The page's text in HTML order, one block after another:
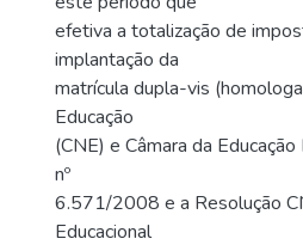
efetiva a totalização de
implantação da
matrícula dupla-vis
Educação
(CNE) e Câmara da
nº
6.571/2008 e a Resolução
Educacional